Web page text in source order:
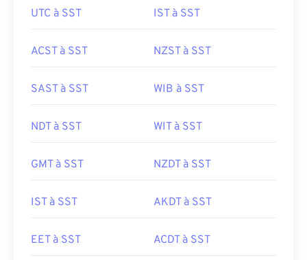
UTC à SST IST à SST
ACST à SST NZST à SST
SAST à SST WIB à SST
NDT à SST WIT à SST
GMT à SST NZDT à SST
IST à SST AKDT à SST
EET à SST ACDT à SST